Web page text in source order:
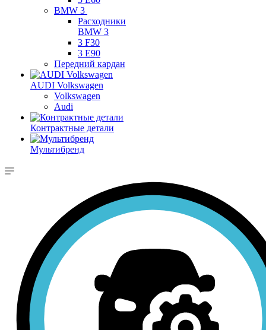
BMW 3
Расходники
BMW 3
3 F30
3 E90
Передний кардан
AUDI Volkswagen
Volkswagen
Audi
Контрактные детали
Мультибренд